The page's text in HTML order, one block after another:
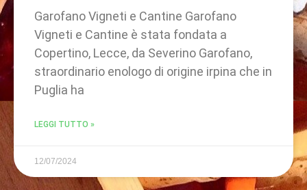
Garofano Vigneti e Cantine Garofano
Vigneti e Cantine è stata fondata a
Copertino, Lecce, da Severino Garofano,
straordinario enologo di origine irpina che in
Puglia ha
LEGGI TUTTO »
12/07/2024